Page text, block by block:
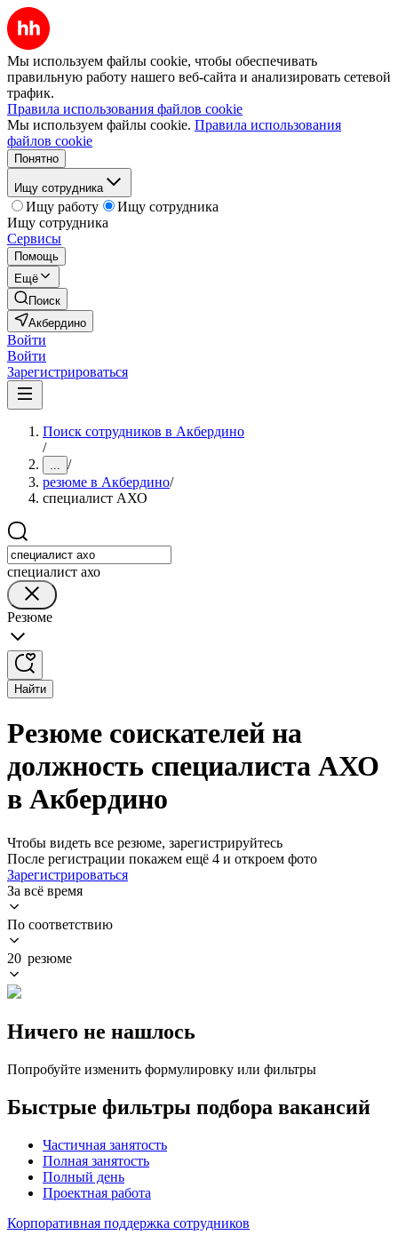
Мы используем файлы cookie, чтобы обеспечивать
правильную работу нашего веб-сайта и анализировать сетевой
трафик.
Правила использования файлов cookie
Мы используем файлы cookie. Правила использования
файлов cookie
Понятно
Ищу сотрудника
Ищу работу
Ищу сотрудника
Ищу сотрудника
Сервисы
Помощь
Ещё
Поиск
Акбердино
Войти
Войти
Зарегистрироваться
Поиск сотрудников в Акбердино
/
... /
резюме в Акбердино/
специалист АХО
специалист ахо
Резюме
Найти
Резюме соискателей на
должность специалиста АХО
в Акбердино
Чтобы видеть все резюме, зарегистрируйтесь
После регистрации покажем ещё 4 и откроем фото
Зарегистрироваться
За всё время
По соответствию
20 резюме
Ничего не нашлось
Попробуйте изменить формулировку или фильтры
Быстрые фильтры подбора вакансий
Частичная занятость
Полная занятость
Полный день
Проектная работа
Корпоративная поддержка сотрудников